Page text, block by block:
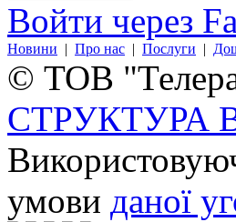
Войти через
Новини | Про нас | Послуги |
© ТОВ
СТРУКТУРА
умови даної